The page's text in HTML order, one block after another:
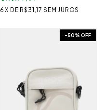
6 X DE R$31,17 SEM JUROS
-50% OFF